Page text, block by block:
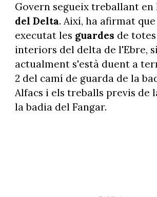
Govern segueix treballant en
del Delta. Així, ha afirmat
executat les guardes de
interiors del delta de l'Ebre,
actualment s'està duent a
2 del camí de guarda de la
Alfacs i els treballs previs de
la badia del Fangar.